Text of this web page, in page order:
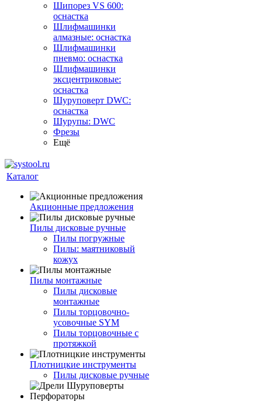
Шипорез VS 600:
оснастка
Шлифмашинки
алмазные: оснастка
Шлифмашинки
пневмо: оснастка
Шлифмашинки
эксцентриковые:
оснастка
Шуруповерт DWC:
оснастка
Шурупы: DWC
Фрезы
Ещё
Каталог
Акционные предложения
Пилы дисковые ручные
Пилы погружные
Пилы: маятниковый
кожух
Пилы монтажные
Пилы дисковые
монтажные
Пилы торцовочно-
усовочные SYM
Пилы торцовочные с
протяжкой
Плотницкие инструменты
Пилы дисковые ручные